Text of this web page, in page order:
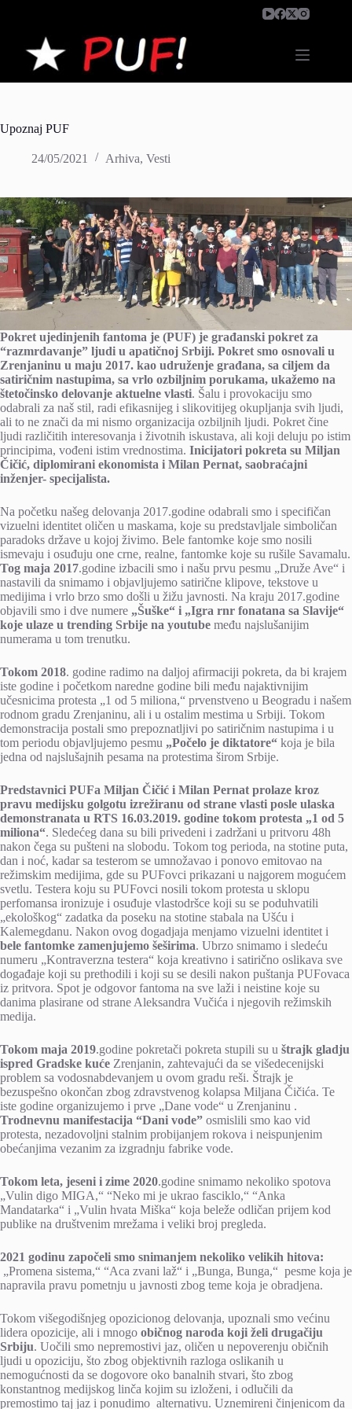
Upoznaj PUF
24/05/2021 Arhiva, Vesti
Pokret ujedinjenih fantoma je (PUF) je građanski pokret za
“razmrdavanje” ljudi u apatičnoj Srbiji. Pokret smo osnovali u
Zrenjaninu u maju 2017. kao udruženje građana, sa ciljem da
satiričnim nastupima, sa vrlo ozbiljnim porukama, ukažemo na
štetočinsko delovanje aktuelne vlasti. Šalu i provokaciju smo
odabrali za naš stil, radi efikasnijeg i slikovitijeg okupljanja svih ljudi,
ali to ne znači da mi nismo organizacija ozbiljnih ljudi. Pokret čine
ljudi različitih interesovanja i životnih iskustava, ali koji deluju po istim
principima, vođeni istim vrednostima. Inicijatori pokreta su Miljan
Čičić, diplomirani ekonomista i Milan Pernat, saobraćajni
inženjer- specijalista.
Na početku našeg delovanja 2017.godine odabrali smo i specifičan
vizuelni identitet oličen u maskama, koje su predstavljale simboličan
paradoks države u kojoj živimo. Bele fantomke koje smo nosili
ismevaju i osuđuju one crne, realne, fantomke koje su rušile Savamalu.
Tog maja 2017.godine izbacili smo i našu prvu pesmu „Druže Ave“ i
nastavili da snimamo i objavljujemo satirične klipove, tekstove u
medijima i vrlo brzo smo došli u žižu javnosti. Na kraju 2017.godine
objavili smo i dve numere „Šuške“ i „Igra rnr fonatana sa Slavije“
koje ulaze u trending Srbije na youtube među najslušanijim
numerama u tom trenutku.
Tokom 2018. godine radimo na daljoj afirmaciji pokreta, da bi krajem
iste godine i početkom naredne godine bili među najaktivnijim
učesnicima protesta „1 od 5 miliona,“ prvenstveno u Beogradu i našem
rodnom gradu Zrenjaninu, ali i u ostalim mestima u Srbiji. Tokom
demonstracija postali smo prepoznatljivi po satiričnim nastupima i u
tom periodu objavljujemo pesmu „Počelo je diktatore“ koja je bila
jedna od najslušajnih pesama na protestima širom Srbije.
Predstavnici PUFa Miljan Čičić i Milan Pernat prolaze kroz
pravu medijsku golgotu izrežiranu od strane vlasti posle ulaska
demonstranata u RTS 16.03.2019. godine tokom protesta „1 od 5
miliona“. Sledećeg dana su bili privedeni i zadržani u pritvoru 48h
nakon čega su pušteni na slobodu. Tokom tog perioda, na stotine puta,
dan i noć, kadar sa testerom se umnožavao i ponovo emitovao na
režimskim medijima, gde su PUFovci prikazani u najgorem mogućem
svetlu. Testera koju su PUFovci nosili tokom protesta u sklopu
perfomansa ironizuje i osuđuje vlastodršce koji su se poduhvatili
„ekološkog“ zadatka da poseku na stotine stabala na Ušću i
Kalemegdanu. Nakon ovog dogadjaja menjamo vizuelni identitet i
bele fantomke zamenjujemo šeširima. Ubrzo snimamo i sledeću
numeru „Kontraverzna testera“ koja kreativno i satirično oslikava sve
događaje koji su prethodili i koji su se desili nakon puštanja PUFovaca
iz pritvora. Spot je odgovor fantoma na sve laži i neistine koje su
danima plasirane od strane Aleksandra Vučića i njegovih režimskih
medija.
Tokom maja 2019.godine pokretači pokreta stupili su u štrajk gladju
ispred Gradske kuće Zrenjanin, zahtevajući da se višedecenijski
problem sa vodosnabdevanjem u ovom gradu reši. Štrajk je
bezuspešno okončan zbog zdravstvenog kolapsa Miljana Čičića. Te
iste godine organizujemo i prve „Dane vode“ u Zrenjaninu .
Trodnevnu manifestacija “Dani vode” osmislili smo kao vid
protesta, nezadovoljni stalnim probijanjem rokova i neispunjenim
obećanjima vezanim za izgradnju fabrike vode.
Tokom leta, jeseni i zime 2020.godine snimamo nekoliko spotova
„Vulin digo MIGA,“ “Neko mi je ukrao fasciklo,“ “Anka
Mandatarka“ i „Vulin hvata Miška“ koja beleže odličan prijem kod
publike na društvenim mrežama i veliki broj pregleda.
2021 godinu započeli smo snimanjem nekoliko velikih hitova:
„Promena sistema,“ “Aca zvani laž“ i „Bunga, Bunga,“ pesme koja je
napravila pravu pometnju u javnosti zbog teme koja je obradjena.
Tokom višegodišnjeg opozicionog delovanja, upoznali smo većinu
lidera opozicije, ali i mnogo običnog naroda koji želi drugačiju
Srbiju. Uočili smo nepremostivi jaz, oličen u nepoverenju običnih
ljudi u opoziciju, što zbog objektivnih razloga oslikanih u
nemogućnosti da se dogovore oko banalnih stvari, što zbog
konstantnog medijskog linča kojim su izloženi, i odlučili da
premostimo taj jaz i ponudimo alternativu. Uznemireni činjenicom da